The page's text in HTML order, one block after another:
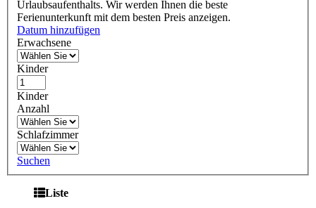
Urlaubsaufenthalts. Wir werden Ihnen die beste
Ferienunterkunft mit dem besten Preis anzeigen.
Datum hinzufügen
Erwachsene
Kinder
Kinder
Anzahl
Schlafzimmer
Suchen
Liste